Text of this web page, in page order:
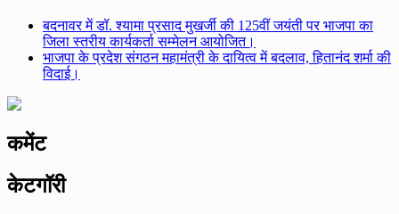
बदनावर में डॉ. श्यामा प्रसाद मुखर्जी की 125वीं जयंती पर भाजपा का
जिला स्तरीय कार्यकर्ता सम्मेलन आयोजित।
भाजपा के प्रदेश संगठन महामंत्री के दायित्व में बदलाव, हितानंद शर्मा की
विदाई।
कमेंट
केटगॉरी